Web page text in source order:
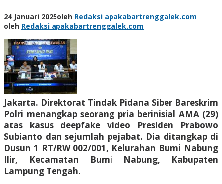
24 Januari 2025oleh Redaksi apakabartrenggalek.com
oleh Redaksi apakabartrenggalek.com
Jakarta. Direktorat Tindak Pidana Siber Bareskrim
Polri menangkap seorang pria berinisial AMA (29)
atas kasus deepfake video Presiden Prabowo
Subianto dan sejumlah pejabat. Dia ditangkap di
Dusun 1 RT/RW 002/001, Kelurahan Bumi Nabung
Ilir, Kecamatan Bumi Nabung, Kabupaten
Lampung Tengah.